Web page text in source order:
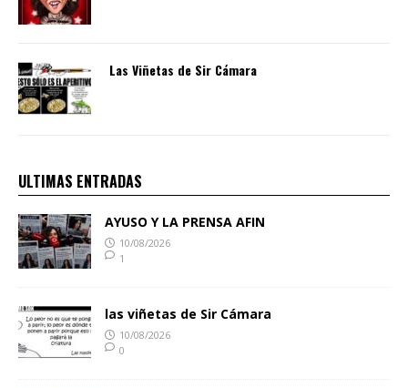
Las Viñetas de Sir Cámara
ULTIMAS ENTRADAS
AYUSO Y LA PRENSA AFIN
10/08/2026
1
las viñetas de Sir Cámara
10/08/2026
0